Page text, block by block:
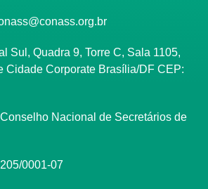
Sul, Quadra 9, Torre C, Sala 1105,
Cidade Corporate Brasília/DF CEP:
Nacional de Secretários de
0001-07